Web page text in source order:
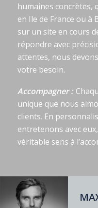
humaines concrètes,
en Ile de France ou à
sur un site en cours
répondre avec
attentes, nous
votre besoin.
Accompagner :
unique que nous
clients. En
entretenons avec
véritable sens à